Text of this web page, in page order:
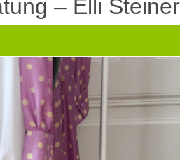
– Elli Steiner